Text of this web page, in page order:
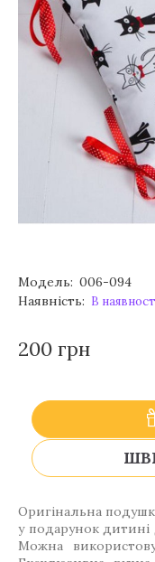
Модель: 006-094
Наявність: В
200 грн
Оригінальна
у подарунок
Можна